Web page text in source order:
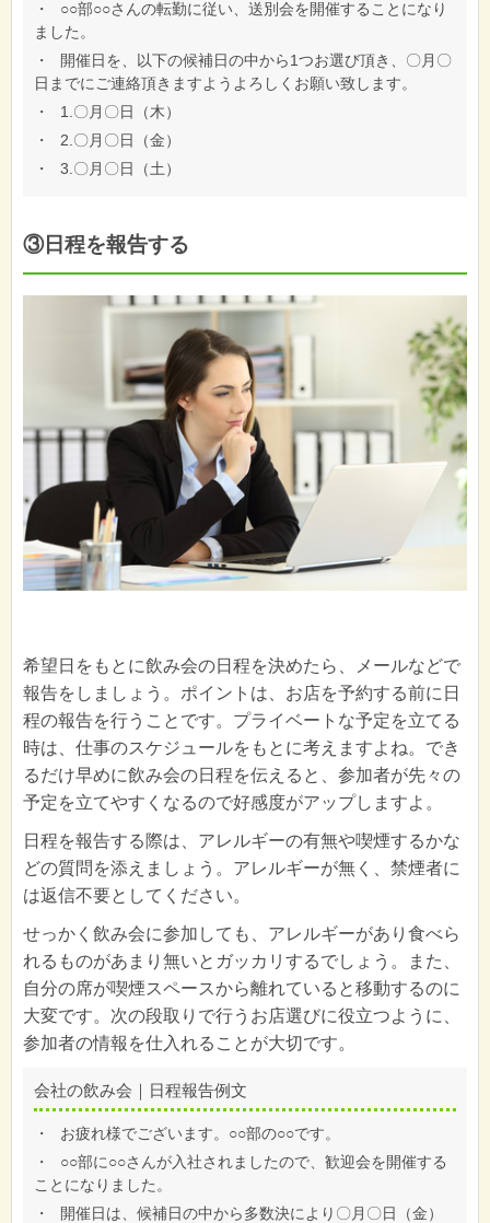
・
○○部○○さんの転勤に従い、送別会を開催することになり
ました。
・
開催日を、以下の候補日の中から1つお選び頂き、〇月〇
日までにご連絡頂きますようよろしくお願い致します。
・
1.〇月〇日（木）
・
2.〇月〇日（金）
・
3.〇月〇日（土）
③日程を報告する
希望日をもとに飲み会の日程を決めたら、メールなどで
報告をしましょう。ポイントは、お店を予約する前に日
程の報告を行うことです。プライベートな予定を立てる
時は、仕事のスケジュールをもとに考えますよね。でき
るだけ早めに飲み会の日程を伝えると、参加者が先々の
予定を立てやすくなるので好感度がアップしますよ。
日程を報告する際は、アレルギーの有無や喫煙するかな
どの質問を添えましょう。アレルギーが無く、禁煙者に
は返信不要としてください。
せっかく飲み会に参加しても、アレルギーがあり食べら
れるものがあまり無いとガッカリするでしょう。また、
自分の席が喫煙スペースから離れていると移動するのに
大変です。次の段取りで行うお店選びに役立つように、
参加者の情報を仕入れることが大切です。
会社の飲み会｜日程報告例文
・
お疲れ様でございます。○○部の○○です。
・
○○部に○○さんが入社されましたので、歓迎会を開催する
ことになりました。
・
開催日は、候補日の中から多数決により〇月〇日（金）